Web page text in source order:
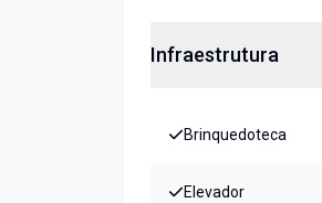
Infraestrutura
Brinquedoteca
Elevador